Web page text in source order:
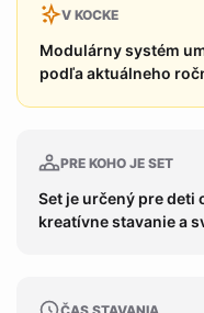
V KOCKE
Modulárny systém
podľa aktuálneho
PRE KOHO JE SET
Set je určený pre deti
kreatívne stavanie a
ČAS STAVANIA